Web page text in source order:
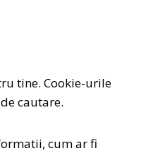
tine. Cookie-urile
cautare.
cum ar fi